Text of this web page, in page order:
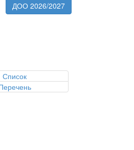
ДОО 2026/2027
Список